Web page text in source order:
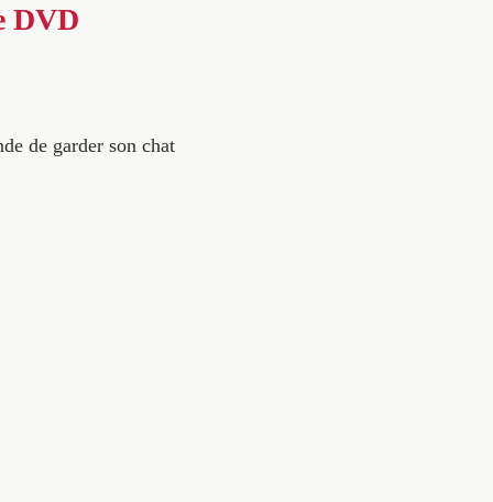
DVD
de garder son chat